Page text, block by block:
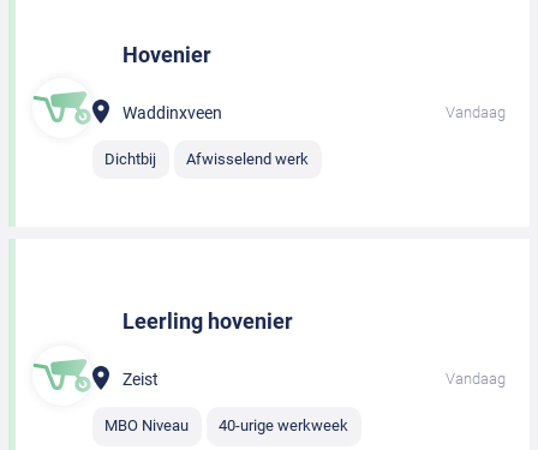
Hovenier
Waddinxveen Vandaag
Dichtbij Afwisselend werk
Leerling hovenier
Zeist Vandaag
MBO Niveau 40-urige werkweek